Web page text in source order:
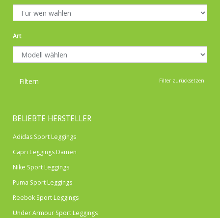
Art
Filter zurücksetzen
Filtern
BELIEBTE HERSTELLER
Adidas Sport Leggings
Capri Leggings Damen
Nike Sport Leggings
Puma Sport Leggings
Reebok Sport Leggings
Under Armour Sport Leggings